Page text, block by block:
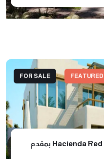
FEATURED
FOR SALE
هاسيندا ريد الساحل الشمالي Hacienda Red بمقدم